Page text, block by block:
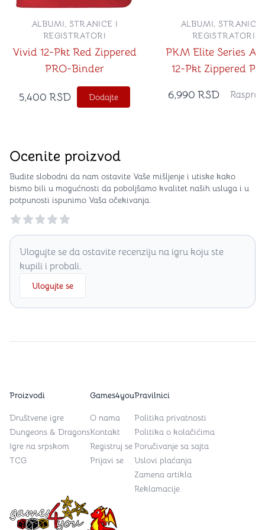
Vivid 12-Pkt Red Zippered
PRO-Binder
ALBUMI, STRANICE I
REGISTRATORI
5,400 RSD Dodajte
PKM Elite Series
12-Pkt Zippered
ALBUMI, STRANICE
REGISTRATORI
6,990 RSD
Ocenite proizvod
Budite slobodni da nam ostavite Vaše mišljenje i utiske kako
bismo bili u mogućnosti da poboljšamo kvalitet naših usluga i u
potpunosti ispunimo Vaša očekivanja.
Reviews
Ulogujte se da ostavite recenziju na igru koju ste
kupili i probali.
Ulogujte se
Games4you logo
Proizvodi
Društvene igre
Dungeons & Dragons
Igre na srpskom
TCG
Games4you
O nama
Kontakt
Registruj se
Prijavi se
Pravilnici
Politika privatnosti
Politika o kolačićima
Poručivanje sa sajta
Uslovi plaćanja
Zamena artikla
Reklamacije